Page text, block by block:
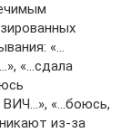
«…
«…сдала
ВИЧ…», «…боюсь,
из-за